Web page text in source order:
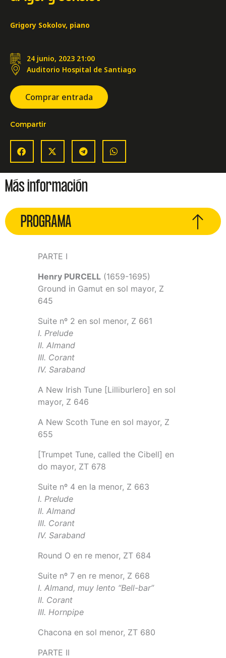
Más información
PROGRAMA
PARTE I
Henry PURCELL (1659-1695)
Ground in Gamut en sol mayor, Z
645
Suite nº 2 en sol menor, Z 661
I. Prelude
II. Almand
III. Corant
IV. Saraband
A New Irish Tune [Lilliburlero] en sol
mayor, Z 646
A New Scoth Tune en sol mayor, Z
655
[Trumpet Tune, called the Cibell] en
do mayor, ZT 678
Suite nº 4 en la menor, Z 663
I. Prelude
II. Almand
III. Corant
IV. Saraband
Round O en re menor, ZT 684
Suite nº 7 en re menor, Z 668
I. Almand, muy lento “Bell-bar”
II. Corant
III. Hornpipe
Chacona en sol menor, ZT 680
PARTE II
Grigory Sokolov, piano
24 junio, 2023 21:00
Auditorio Hospital de Santiago
Comprar entrada
Compartir